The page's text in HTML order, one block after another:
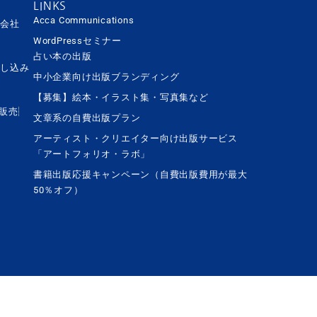
社
込み
売
LINKS
Acca Communications
WordPressセミナー
占い本の出版
中小企業向け出版ブランディング
【募集】絵本・イラスト集・写真集など
文章系の自費出版プラン
アーティスト・クリエイター向け出版サービス
「アートフォリオ・ラボ」
書籍出版応援キャンペーン（自費出版費用が最大
50％オフ）